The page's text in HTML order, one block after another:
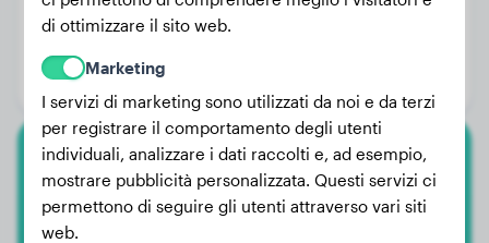
Peso:
Genere:
Deutsch Drahthaar
Nica !
di ottimizzare il sito web.
Marketing
I servizi di marketing sono utilizzati da noi e da terzi
per registrare il comportamento degli utenti
individuali, analizzare i dati raccolti e, ad esempio,
mostrare pubblicità personalizzata. Questi servizi ci
permettono di seguire gli utenti attraverso vari siti
web.